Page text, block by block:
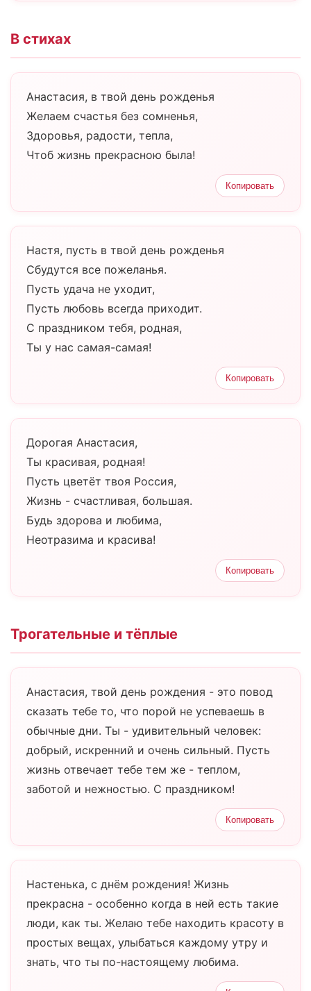
В стихах
Анастасия, в твой день рожденья
Желаем счастья без сомненья,
Здоровья, радости, тепла,
Чтоб жизнь прекрасною была!
Копировать
Настя, пусть в твой день рожденья
Сбудутся все пожеланья.
Пусть удача не уходит,
Пусть любовь всегда приходит.
С праздником тебя, родная,
Ты у нас самая-самая!
Копировать
Дорогая Анастасия,
Ты красивая, родная!
Пусть цветёт твоя Россия,
Жизнь - счастливая, большая.
Будь здорова и любима,
Неотразима и красива!
Копировать
Трогательные и тёплые
Анастасия, твой день рождения - это повод
сказать тебе то, что порой не успеваешь в
обычные дни. Ты - удивительный человек:
добрый, искренний и очень сильный. Пусть
жизнь отвечает тебе тем же - теплом,
заботой и нежностью. С праздником!
Копировать
Настенька, с днём рождения! Жизнь
прекрасна - особенно когда в ней есть такие
люди, как ты. Желаю тебе находить красоту в
простых вещах, улыбаться каждому утру и
знать, что ты по-настоящему любима.